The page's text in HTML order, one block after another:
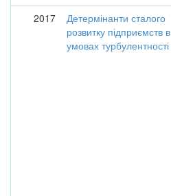
2017
Детермінанти сталого
розвитку підприємств в
умовах турбулентності